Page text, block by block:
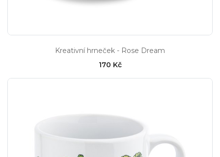
Kreativní hrneček - Rose Dream
170 Kč